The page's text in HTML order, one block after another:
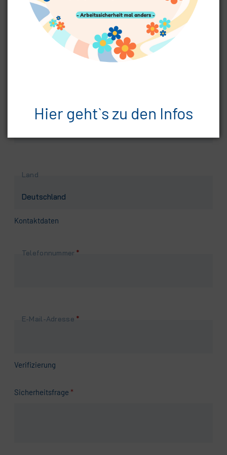
Pflichtfeld
Postleitzahl *
Pflichtfeld
*
Land
Kontaktdaten
Pflichtfeld
Telefonnummer *
Pflichtfeld
E-Mail-Adresse *
Verifizierung
Pflichtfeld
Sicherheitsfrage *
Hier geht`s zu den Infos